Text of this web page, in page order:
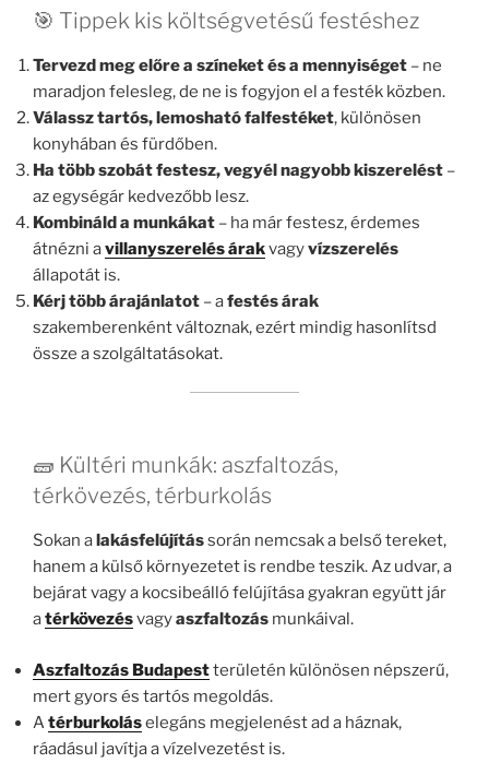
🎯 Tippek kis költségvetésű festéshez
Tervezd meg előre a színeket és a mennyiséget – ne
maradjon felesleg, de ne is fogyjon el a festék közben.
Válassz tartós, lemosható falfestéket, különösen
konyhában és fürdőben.
Ha több szobát festesz, vegyél nagyobb kiszerelést –
az egységár kedvezőbb lesz.
Kombináld a munkákat – ha már festesz, érdemes
átnézni avillanyszerelés árakvagyvízszerelés
állapotát is.
Kérj több árajánlatot – afestés árak
szakemberenként változnak, ezért mindig hasonlítsd
össze a szolgáltatásokat.
🧱 Kültéri munkák: aszfaltozás,
térkövezés, térburkolás
Sokan a lakásfelújítássorán nemcsak a belső tereket,
hanem a külső környezetet is rendbe teszik. Az udvar, a
bejárat vagy a kocsibeálló felújítása gyakran együtt jár
atérkövezésvagyaszfaltozás munkáival.
Aszfaltozás Budapestterületén különösen népszerű,
mert gyors és tartós megoldás.
Atérburkoláselegáns megjelenést ad a háznak,
ráadásul javítja a vízelvezetést is.